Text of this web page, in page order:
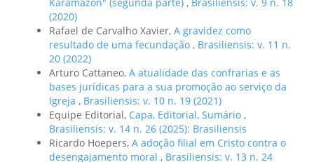
(2020)
Rafael de Carvalho Xavier, A gravidez como
resultado de uma fecundação , Brasiliensis: v. 11 n.
20 (2022)
Arturo Cattaneo, A atualidade das confrarias e as
bases jurídicas para a sua promoção ao serviço da
Igreja , Brasiliensis: v. 10 n. 19 (2021)
Equipe Editorial, Capa, Editorial, Sumário ,
Brasiliensis: v. 14 n. 26 (2025): Brasiliensis
Ricardo Hoepers, A adoção filial em Cristo contra o
desengajamento moral , Brasiliensis: v. 13 n. 24